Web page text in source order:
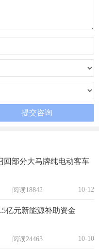
回部分大马牌纯电动客车
阅读18842 10-12
亿元新能源补助资金
阅读24463 10-10